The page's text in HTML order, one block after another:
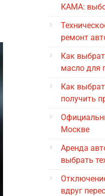
КАМА:
ремонт
Как
масло для
Как
получить
Москве
Аренда
выбрать
вдруг